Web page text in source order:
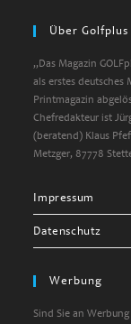
Über Golfplus
„Das Magazin
als erstes
Printmagazin
Chefredakteur ist
(beratend) Klaus
Metzger, 87778
Impressum
Datenschutz
Werbung
Sind Sie an